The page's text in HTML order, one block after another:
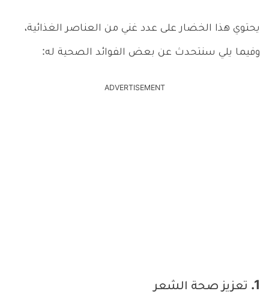
يحتوي هذا الخضار على عدد غني من العناصر الغذائية،
وفيما يلي سنتحدث عن بعض الفوائد الصحية له:
ADVERTISEMENT
1. تعزيز صحة الشعر